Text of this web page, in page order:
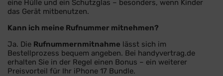
eine Hülle und ein Schutzglas – besonders, wenn Kinder
das Gerät mitbenutzen.
Kann ich meine Rufnummer mitnehmen?
Ja. Die Rufnummernmitnahme lässt sich im
Bestellprozess bequem angeben. Bei handyvertrag.de
erhalten Sie in der Regel einen Bonus – ein weiterer
Preisvorteil für Ihr iPhone 17 Bundle.